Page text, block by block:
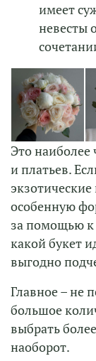
имеет
невесты
Это наиболее
и платьев.
особенную
за помощью к
какой букет
выгодно
Главное – не
большое
выбрать
наоборот.